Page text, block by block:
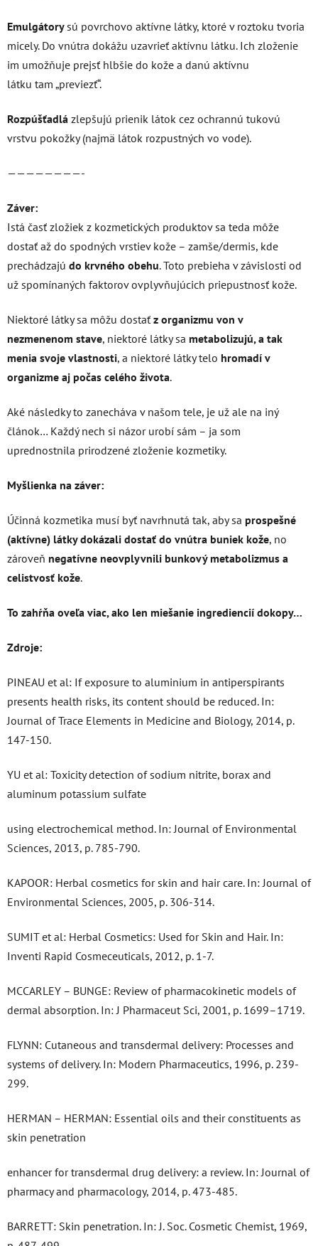
Emulgátorysú povrchovo aktívne látky, ktoré v roztoku tvoria
micely. Do vnútra dokážu uzavrieť aktívnu látku. Ich zloženie
im umožňuje prejsť hlbšie do kože a danú aktívnu
látku tam „previezť“.
Rozpúšťadlá zlepšujú prienik látok cez ochrannú tukovú
vrstvu pokožky (najmä látok rozpustných vo vode).
————————-
Záver:
Istá časť zložiek z kozmetických produktov sa teda môže
dostať až do spodných vrstiev kože – zamše/dermis, kde
prechádzajú do krvného obehu. Toto prebieha v závislosti od
už spomínaných faktorov ovplyvňujúcich priepustnosť kože.
Niektoré látky sa môžu dostaťz organizmu von v
nezmenenom stave, niektoré látky sa metabolizujú, a tak
menia svoje vlastnosti, a niektoré látky telo hromadí v
organizme aj počas celého života.
Aké následky to zanecháva v našom tele, je už ale na iný
článok… Každý nech si názor urobí sám – ja som
uprednostnila prirodzené zloženie kozmetiky.
Myšlienka na záver:
Účinná kozmetika musí byť navrhnutá tak, aby sa prospešné
(aktívne) látky dokázali dostať do vnútra buniek kože, no
zároveň negatívne neovplyvnili bunkový metabolizmus a
celistvosť kože.
To zahŕňa oveľa viac, ako len miešanie ingrediencií dokopy…
Zdroje:
PINEAU et al: If exposure to aluminium in antiperspirants
presents health risks, its content should be reduced. In:
Journal of Trace Elements in Medicine and Biology, 2014, p.
147-150.
YU et al: Toxicity detection of sodium nitrite, borax and
aluminum potassium sulfate
using electrochemical method. In: Journal of Environmental
Sciences, 2013, p. 785-790.
KAPOOR: Herbal cosmetics for skin and hair care. In: Journal of
Environmental Sciences, 2005, p. 306-314.
SUMIT et al: Herbal Cosmetics: Used for Skin and Hair. In:
Inventi Rapid Cosmeceuticals, 2012, p. 1-7.
MCCARLEY – BUNGE: Review of pharmacokinetic models of
dermal absorption. In: J Pharmaceut Sci, 2001, p. 1699–1719.
FLYNN: Cutaneous and transdermal delivery: Processes and
systems of delivery. In: Modern Pharmaceutics, 1996, p. 239-
299.
HERMAN – HERMAN: Essential oils and their constituents as
skin penetration
enhancer for transdermal drug delivery: a review. In: Journal of
pharmacy and pharmacology, 2014, p. 473-485.
BARRETT: Skin penetration. In: J. Soc. Cosmetic Chemist, 1969,